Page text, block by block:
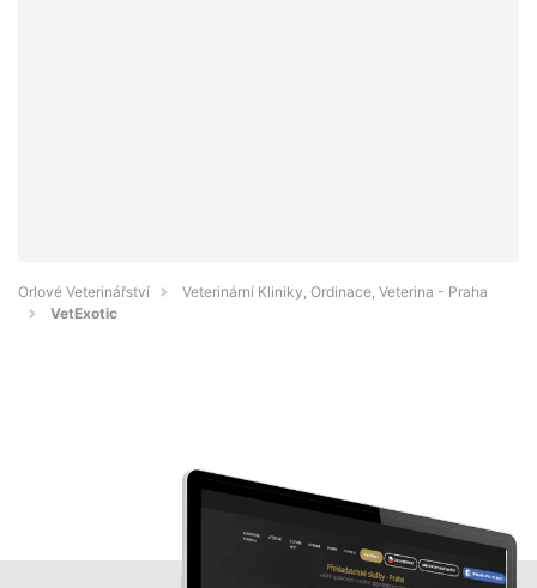
Orlové Veterinářství
Veterinární Kliniky, Ordinace, Veterina - Praha
VetExotic